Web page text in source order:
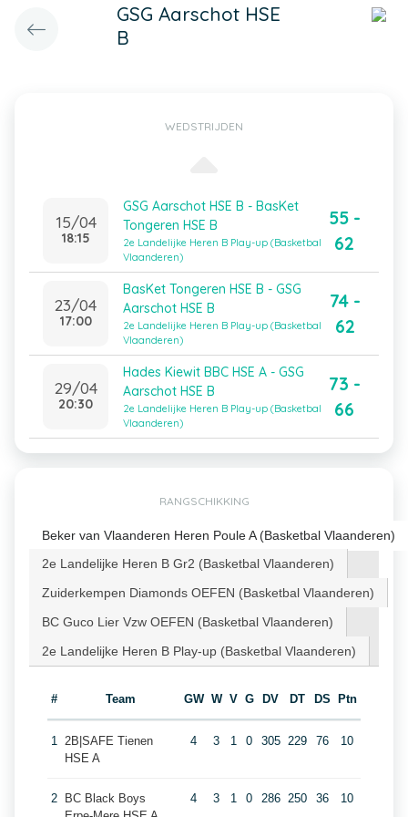
GSG Aarschot HSE
B
WEDSTRIJDEN
15/04
18:15
GSG Aarschot HSE B - BasKet
Tongeren HSE B
2e Landelijke Heren B Play-up (Basketbal
Vlaanderen)
55 -
62
23/04
17:00
BasKet Tongeren HSE B - GSG
Aarschot HSE B
2e Landelijke Heren B Play-up (Basketbal
Vlaanderen)
74 -
62
29/04
20:30
Hades Kiewit BBC HSE A - GSG
Aarschot HSE B
2e Landelijke Heren B Play-up (Basketbal
Vlaanderen)
73 -
66
RANGSCHIKKING
Beker van Vlaanderen Heren Poule A (Basketbal Vlaanderen)
2e Landelijke Heren B Gr2 (Basketbal Vlaanderen)
Zuiderkempen Diamonds OEFEN (Basketbal Vlaanderen)
BC Guco Lier Vzw OEFEN (Basketbal Vlaanderen)
2e Landelijke Heren B Play-up (Basketbal Vlaanderen)
# Team GW W V G DV DT DS Ptn
1 2B|SAFE Tienen
HSE A
4 3 1 0 305 229 76 10
2
BC Black Boys
4 3 1 0 286 250 36 10